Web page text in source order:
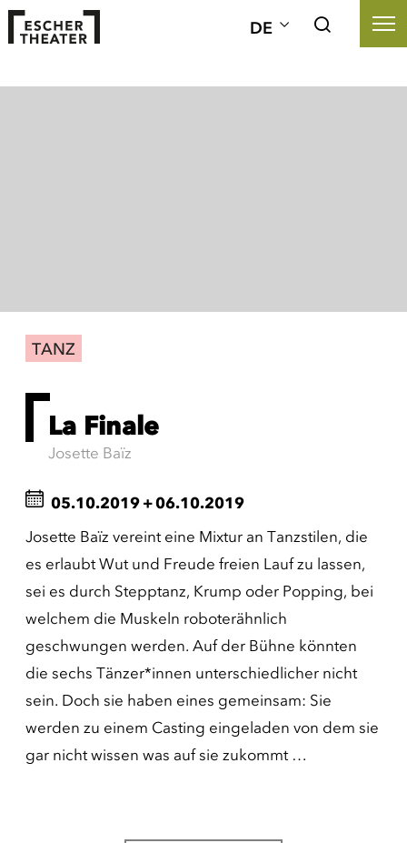
DE
TANZ
La Finale
Josette Baïz
05.10.2019 +06.10.2019
Josette Baïz vereint eine Mixtur an Tanzstilen, die
es erlaubt Wut und Freude freien Lauf zu lassen,
sei es durch Stepptanz, Krump oder Popping, bei
welchem die Muskeln roboterähnlich
geschwungen werden. Auf der Bühne könnten
die sechs Tänzer*innen unterschiedlicher nicht
sein. Doch sie haben eines gemeinsam: Sie
werden zu einem Casting eingeladen von dem sie
gar nicht wissen was auf sie zukommt …